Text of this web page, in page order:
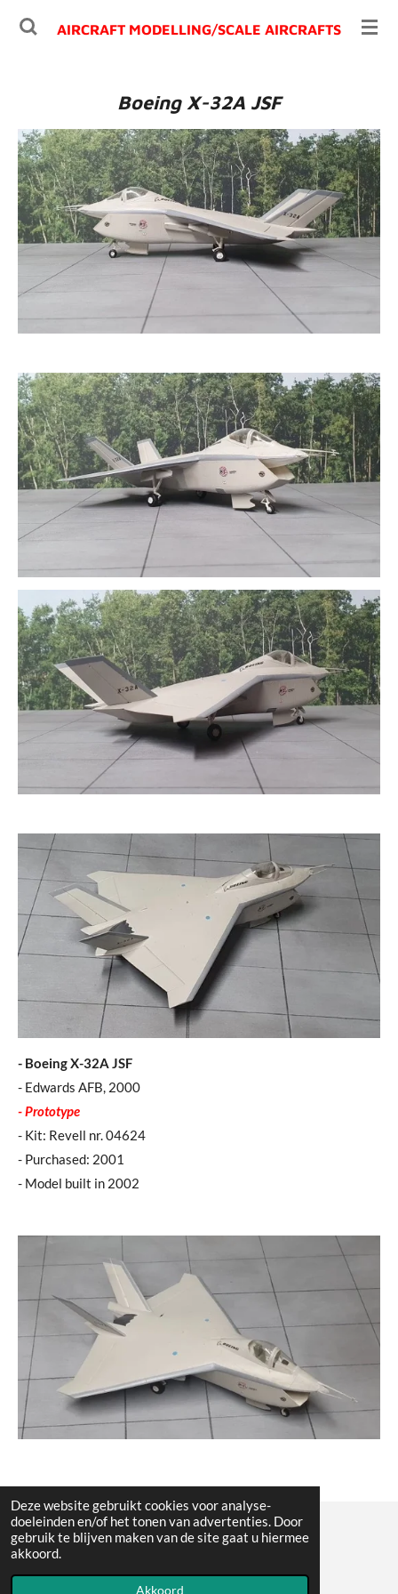
Deze website gebruikt cookies voor analyse-
doeleinden en/of het tonen van advertenties. Door
gebruik te blijven maken van de site gaat u hiermee
akkoord.
Akkoord
Ga
AIRCRAFT MODELLING/SCALE AIRCRAFTS
Boeing X-32A JSF
- Boeing X-32A JSF
- Edwards AFB, 2000
- Prototype
- Kit: Revell nr. 04624
- Purchased: 2001
- Model built in 2002
© All the pictures on this website are copywright protected